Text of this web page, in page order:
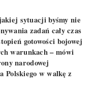
sytuacji byśmy nie
zadań cały czas
gotowości bojowej
warunkach – mówi
narodowej
Polskiego w walkę z